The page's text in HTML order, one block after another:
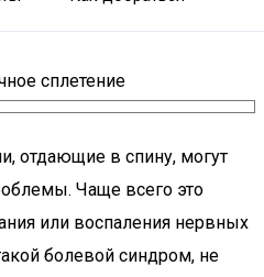
сплетение
отдающие в спину, могут
Чаще всего это
или воспаления нервных
болевой синдром, не